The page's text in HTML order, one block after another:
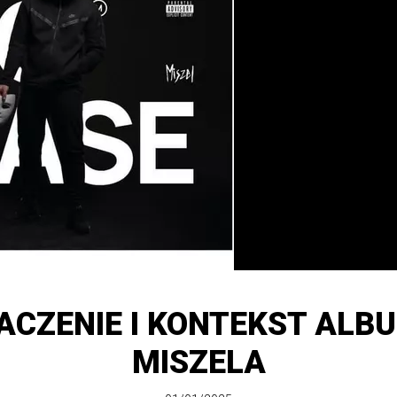
I KONTEKST
MISZELA